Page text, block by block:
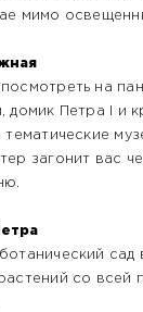
мимо
на
домик Петра I и
загонит вас
сад
со всей